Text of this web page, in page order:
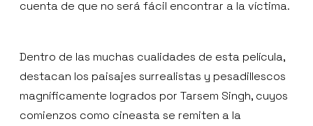
cuenta de que no será fácil encontrar a la víctima.
Dentro de las muchas cualidades de esta película,
destacan los paisajes surrealistas y pesadillescos
magníficamente logrados por Tarsem Singh, cuyos
comienzos como cineasta se remiten a la